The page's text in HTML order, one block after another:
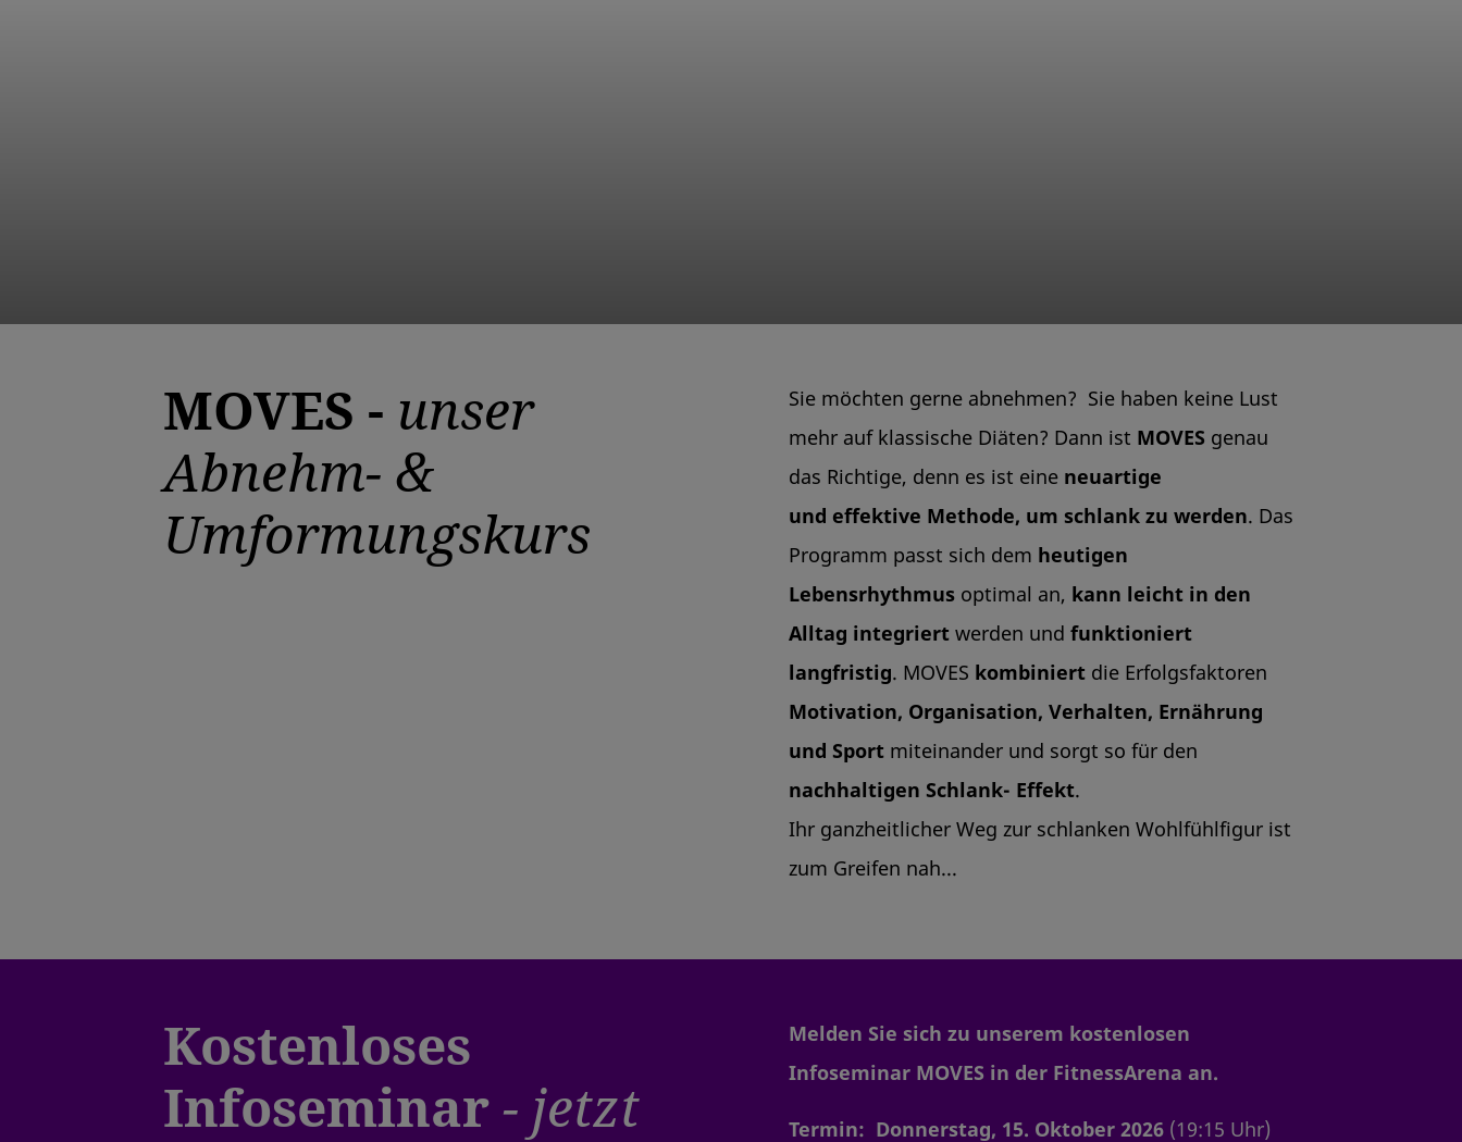
MOVES - unser
Abnehm- &
Umformungskurs
Sie möchten gerne abnehmen? Sie haben keine Lust
mehr auf klassische Diäten? Dann ist MOVES genau
das Richtige, denn es ist eine neuartige
und effektive Methode, um schlank zu werden. Das
Programm passt sich dem heutigen
Lebensrhythmus optimal an, kann leicht in den
Alltag integriert werden und funktioniert
langfristig. MOVES kombiniert die Erfolgsfaktoren
Motivation, Organisation, Verhalten, Ernährung
und Sport miteinander und sorgt so für den
nachhaltigen Schlank- Effekt.
Ihr ganzheitlicher Weg zur schlanken Wohlfühlfigur ist
zum Greifen nah...
Kostenloses
Infoseminar - jetzt
Melden Sie sich zu unserem kostenlosen
Infoseminar MOVES in der FitnessArena an.
Termin: Donnerstag, 15. Oktober 2026 (19:15 Uhr)